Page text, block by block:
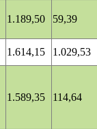
1.189,50 59,39
1.614,15
1.029,53
1.589,35 114,64